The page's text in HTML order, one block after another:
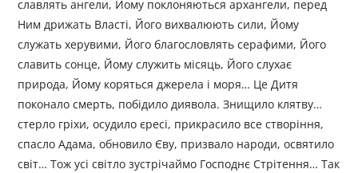
славлять ангели, Йому поклоняються архангели, перед
Ним дрижать Власті, Його вихвалюють сили, Йому
служать херувими, Його благословлять серафими, Його
славить сонце, Йому служить місяць, Його слухає
природа, Йому коряться джерела і моря… Це Дитя
поконало смерть, побідило диявола. Знищило клятву…
стерло гріхи, осудило єресі, прикрасило все створіння,
спасло Адама, обновило Єву, призвало народи, освятило
світ… Тож усі світло зустрічаймо Господнє Стрітення… Так